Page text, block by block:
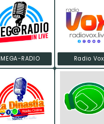
MEGA-RADIO Radio Vox